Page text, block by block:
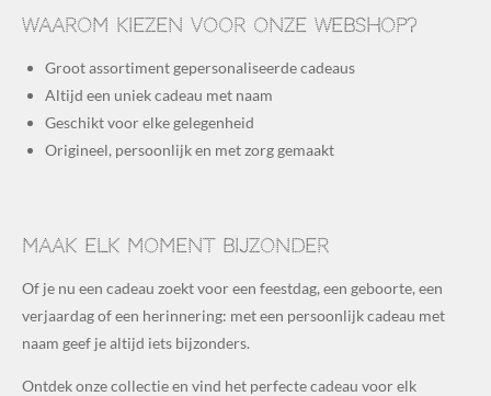
Waarom kiezen voor onze webshop?
Groot assortiment gepersonaliseerde cadeaus
Altijd een uniek cadeau met naam
Geschikt voor elke gelegenheid
Origineel, persoonlijk en met zorg gemaakt
Maak elk moment bijzonder
Of je nu een cadeau zoekt voor een feestdag, een geboorte, een
verjaardag of een herinnering: met een persoonlijk cadeau met
naam geef je altijd iets bijzonders.
Ontdek onze collectie en vind het perfecte cadeau voor elk